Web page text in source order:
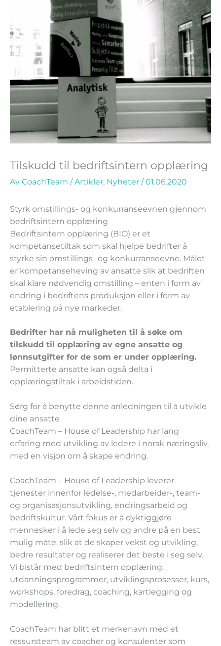
Tilskudd til bedriftsintern opplæring
Av CoachTeam /Artikler, Nyheter /01.06.2020
Styrk omstillings- og konkurranseevnen gjennom
bedriftsintern opplæring
Bedriftsintern opplæring (BIO) er et
kompetansetiltak som skal hjelpe bedrifter å
styrke sin omstillings- og konkurranseevne. Målet
er kompetanseheving av ansatte slik at bedriften
skal klare nødvendig omstilling – enten i form av
endring i bedriftens produksjon eller i form av
etablering på nye markeder.
Bedrifter har nå muligheten til å søke om
tilskudd til opplæring av egne ansatte og
lønnsutgifter for de som er under opplæring.
Permitterte ansatte kan også delta i
opplæringstiltak i arbeidstiden.
Sørg for å benytte denne anledningen til å utvikle
dine ansatte
CoachTeam – House of Leadership har lang
erfaring med utvikling av ledere i norsk næringsliv,
med en visjon om å skape endring.
CoachTeam – House of Leadership leverer
tjenester innenfor ledelse-, medarbeider-, team-
og organisasjonsutvikling, endringsarbeid og
bedriftskultur. Vårt fokus er å dyktiggjøre
mennesker i å lede seg selv og andre på en best
mulig måte, slik at de skaper vekst og utvikling,
bedre resultater og realiserer det beste i seg selv.
Vi bistår med bedriftsintern opplæring,
utdanningsprogrammer, utviklingsprosesser, kurs,
workshops, foredrag, coaching, kartlegging og
modellering.
CoachTeam har blitt et merkenavn med et
ressursteam av coacher og konsulenter som